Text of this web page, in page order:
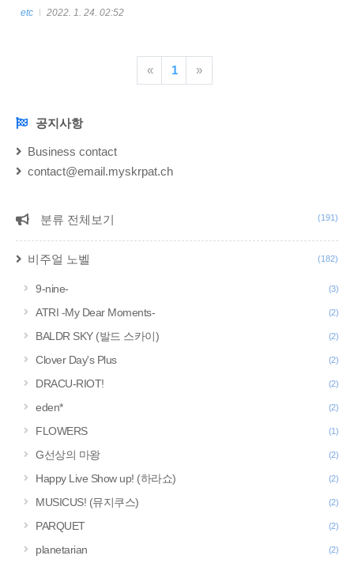
to this version. Required Recommended SMPEG-0.4.5
로 빌드한 PC용 UTF8 + 1byte 문자 지원..
etc 2022. 1. 24. 02:52
« 1 »
NOTICE공지사항
Business contact
contact@email.myskrpat.ch
CATEGORY
분류 전체보기 (191)
비주얼 노벨 (182)
9-nine- (3)
ATRI -My Dear Moments- (2)
BALDR SKY (발드 스카이) (2)
Clover Day's Plus (2)
DRACU-RIOT! (2)
eden* (2)
FLOWERS (1)
G선상의 마왕 (2)
Happy Live Show up! (하라쇼) (2)
MUSICUS! (뮤지쿠스) (2)
PARQUET (2)
planetarian (2)